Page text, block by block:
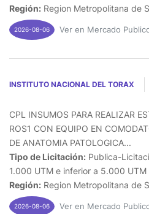
Región: Region Metropolitana de
2026-08-06 Ver en Mercado
INSTITUTO NACIONAL DEL TORAX
CPL INSUMOS PARA REALIZAR
ROS1 CON EQUIPO EN
DE ANATOMIA PATOLOGICA...
Tipo de Licitación: Publica-
1.000 UTM e inferior a 5.000 UTM
Región: Region Metropolitana de
2026-08-06 Ver en Mercado